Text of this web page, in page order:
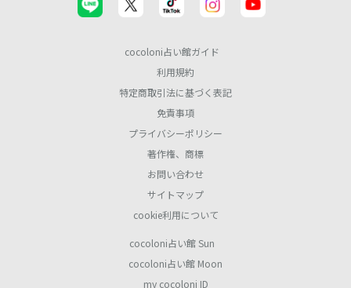
cocoloni占い館ガイド
利用規約
特定商取引法に基づく表記
免責事項
プライバシーポリシー
著作権、商標
お問い合わせ
サイトマップ
cookie利用について
cocoloni占い館 Sun
cocoloni占い館 Moon
my cocoloni ID